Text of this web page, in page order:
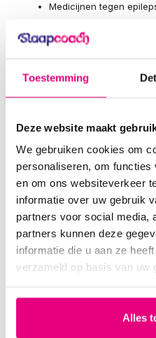
Toestemming
Deze website maakt
We gebruiken cookies om
personaliseren, om
en om ons websiteverkeer
informatie over uw gebruik
partners voor social media,
partners kunnen deze
informatie die u aan ze
verzameld op basis van uw
Alles
Medicijnen tegen
Opiaten
matebijwerkingen
. Daarom
afweging worden gemaakt
Wat kan je zelf
benen?
Eengedragsmatige aanpak
verminderen:
Vermijd 's avonds
Let op een goede
slaapomgeving en
lichaamsbeweging
Een warm of juist koud